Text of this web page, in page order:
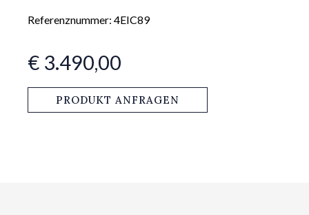
Referenznummer: 4EIC89
€ 3.490,00
PRODUKT ANFRAGEN